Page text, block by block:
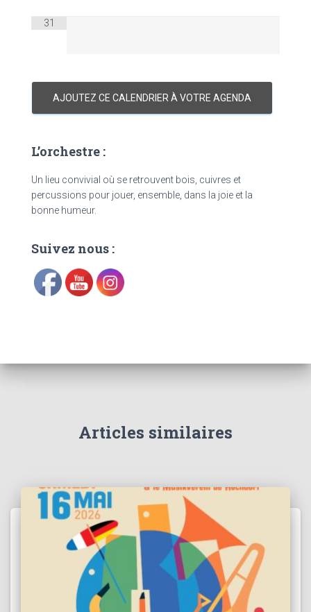
31
AJOUTEZ CE CALENDRIER À VOTRE AGENDA
L’orchestre :
Un lieu convivial où se retrouvent bois, cuivres et
percussions pour jouer, ensemble, dans la joie et la
bonne humeur.
Suivez nous :
Articles similaires